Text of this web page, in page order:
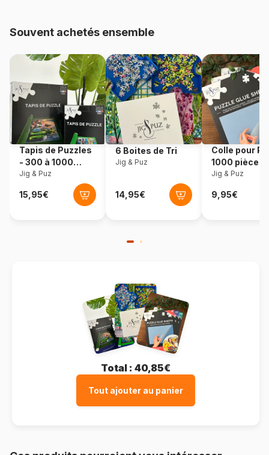
Provenance Royaume-Uni
Gibsons-G5056
EAN 5012269150568
Nombre de pièces 500 pièces
Dimensions 48 x 34 cm
Souvent achetés ensemble
Tapis de Puzzles
- 300 à 1000
pièces
Jig & Puz
6 Boites de Tri
Jig & Puz
Colle pour
1000 pièces
Jig & Puz
Total : 40,85€
Tout ajouter au panier